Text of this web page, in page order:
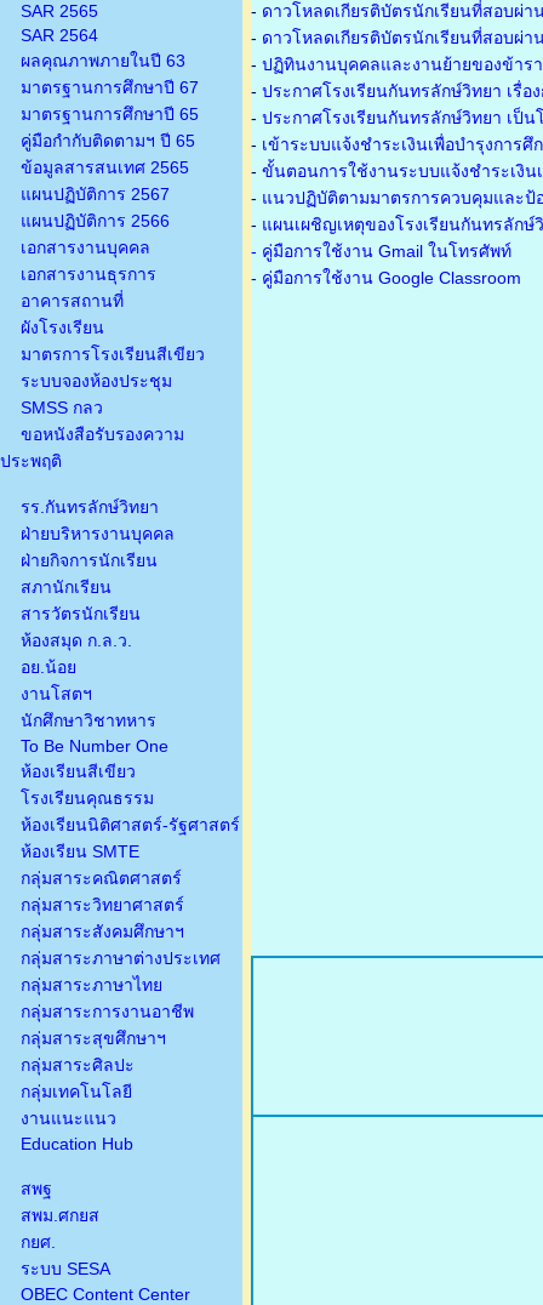
SAR 2565
SAR 2564
ผลคุณภาพภายในปี 63
มาตรฐานการศึกษาปี 67
มาตรฐานการศึกษาปี 65
คู่มือกำกับติดตามฯ ปี 65
ข้อมูลสารสนเทศ 2565
แผนปฏิบัติการ 2567
แผนปฏิบัติการ 2566
เอกสารงานบุคคล
เอกสารงานธุรการ
อาคารสถานที่
ผังโรงเรียน
มาตรการโรงเรียนสีเขียว
ระบบจองห้องประชุม
SMSS กลว
ขอหนังสือรับรองความ
ประพฤติ
รร.กันทรลักษ์วิทยา
ฝ่ายบริหารงานบุคคล
ฝ่ายกิจการนักเรียน
สภานักเรียน
สารวัตรนักเรียน
ห้องสมุด ก.ล.ว.
อย.น้อย
งานโสตฯ
นักศึกษาวิชาทหาร
To Be Number One
ห้องเรียนสีเขียว
โรงเรียนคุณธรรม
ห้องเรียนนิติศาสตร์-รัฐศาสตร์
ห้องเรียน SMTE
กลุ่มสาระคณิตศาสตร์
กลุ่มสาระวิทยาศาสตร์
กลุ่มสาระสังคมศึกษาฯ
กลุ่มสาระภาษาต่างประเทศ
กลุ่มสาระภาษาไทย
กลุ่มสาระการงานอาชีพ
กลุ่มสาระสุขศึกษาฯ
กลุ่มสาระศิลปะ
กลุ่มเทคโนโลยี
งานแนะแนว
Education Hub
สพฐ
สพม.ศกยส
กยศ.
ระบบ SESA
OBEC Content Center
- ดาวโหลดเกียรติบัตรนักเรียนที่สอบผ่
- ดาวโหลดเกียรติบัตรนักเรียนที่สอบผ่
- ปฏิทินงานบุคคลและงานย้ายของข้าร
- ประกาศโรงเรียนกันทรลักษ์วิทยา เรื่
- ประกาศโรงเรียนกันทรลักษ์วิทยา เป็
- เข้าระบบแจ้งชำระเงินเพื่อบำรุงการศึ
- ขั้นตอนการใช้งานระบบแจ้งชำระเงิน
- แนวปฏิบัติตามมาตรการควบคุมและป้
- แผนเผชิญเหตุของโรงเรียนกันทรลัก
- คู่มือการใช้งาน Gmail ในโทรศัพท์
- คู่มือการใช้งาน Google Classroom